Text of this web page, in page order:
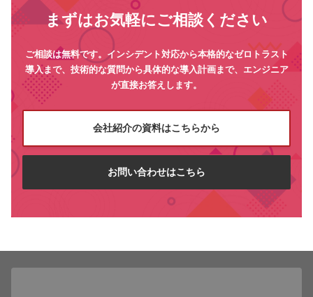
まずはお気軽にご相談ください
ご相談は無料です。インシデント対応から本格的なゼロトラスト
導入まで、技術的な質問から具体的な導入計画まで、エンジニア
が直接お答えします。
会社紹介の資料はこちらから
お問い合わせはこちら